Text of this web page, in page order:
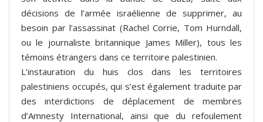
décisions de l’armée israélienne de supprimer, au
besoin par l’assassinat (Rachel Corrie, Tom Hurndall,
ou le journaliste britannique James Miller), tous les
témoins étrangers dans ce territoire palestinien.
L’instauration du huis clos dans les territoires
palestiniens occupés, qui s’est également traduite par
des interdictions de déplacement de membres
d’Amnesty International, ainsi que du refoulement